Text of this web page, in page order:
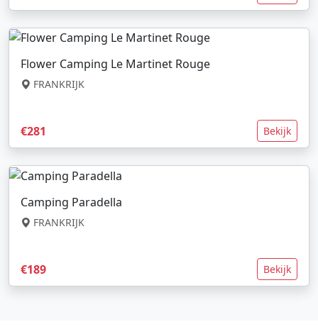
Flower Camping Le Martinet Rouge
FRANKRIJK
€281 Bekijk
Camping Paradella
FRANKRIJK
€189 Bekijk